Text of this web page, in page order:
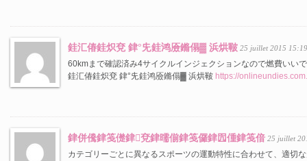
銈汇偆銈炽兗 銉°兂銈鸿厱鏅傝▓ 浜烘皸 25 juillet 2015 15:19
60kmまで確認済み4サイクルインジェクションなので燃費いい
銈汇偆銈炽兗 銉°兂銈鸿厱鏅傝▓ 浜烘皸 https://
銉併儯銉笺儊銉兗銉曘偂銉笺儸銉囥偅銉笺偣 25 juillet
カテゴリーごとに異なるスポーツの運動特性に合わせて、適切